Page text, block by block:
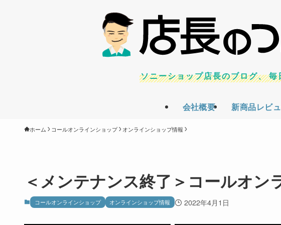
会社概要 新商品レビ
ソニーショップ店長のブログ、毎
ホーム コールオンラインショップ オンラインショップ情報
＜メンテナンス終了＞コールオン
コールオンラインショップ オンラインショップ情報 2022年4月1日